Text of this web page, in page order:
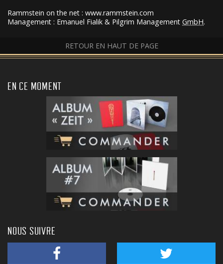
Rammstein on the net : www.rammstein.com
Management : Emanuel Fialik & Pilgrim Management GmbH.
RETOUR EN HAUT DE PAGE
EN CE MOMENT
NOUS SUIVRE